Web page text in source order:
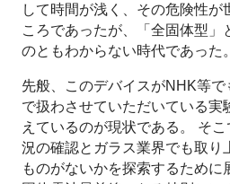
して時間が浅く、その危険性が
ころであったが、「全固体型」
のともわからない時代であった。
先般、このデバイスがNHK等
で扱わさせていただいている実
えているのが現状である。 そ
況の確認とガラス業界でも取り
ものがないかを探索するために